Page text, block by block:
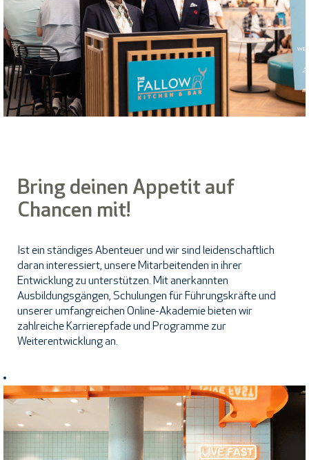
Bring deinen Appetit auf
Chancen mit!
Ist ein ständiges Abenteuer und wir sind leidenschaftlich
daran interessiert, unsere Mitarbeitenden in ihrer
Entwicklung zu unterstützen. Mit anerkannten
Ausbildungsgängen, Schulungen für Führungskräfte und
unserer umfangreichen Online-Akademie bieten wir
zahlreiche Karrierepfade und Programme zur
Weiterentwicklung an.